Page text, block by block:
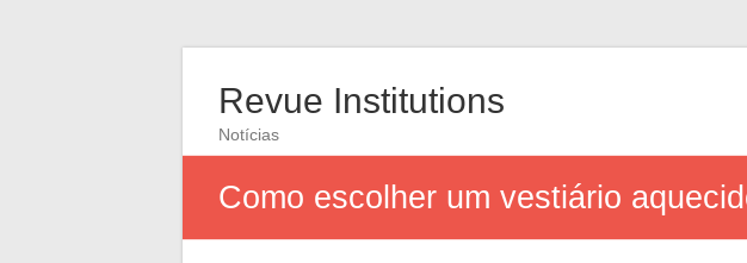
Revue Institutions
Notícias
Como escolher um vestiário